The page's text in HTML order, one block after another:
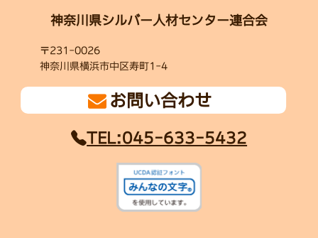
神奈川県シルバー人材センター連合会
〒231-0026
神奈川県横浜市中区寿町1-4
お問い合わせ
TEL:045-633-5432